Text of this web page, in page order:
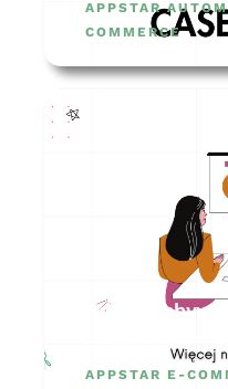
APPSTAR
COMMERCE
Gdzie
APPSTAR E-